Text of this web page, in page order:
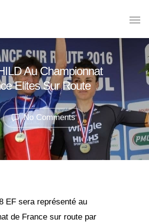
Au Championnat
Elites Sur Route
No Comments
EF sera représenté au
de France sur route par